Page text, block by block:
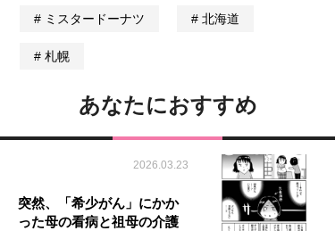
ミスタードーナツ 北海道
札幌
あなたにおすすめ
2026.03.23
突然、「希少がん」にかか
った母の看病と祖母の介護